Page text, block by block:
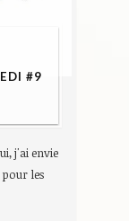
#9
j'ai envie
les